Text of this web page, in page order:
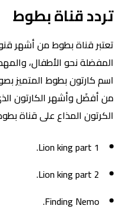
تردد قناة بطوط
تعتبر قناة بطوط من أشهر
المفضلة نحو الأطفال،
من أفضَل وأشهر الكارتون
الكرتون المذاع على قناة
Lion king part 1.
Lion king part 2.
Finding Nemo.